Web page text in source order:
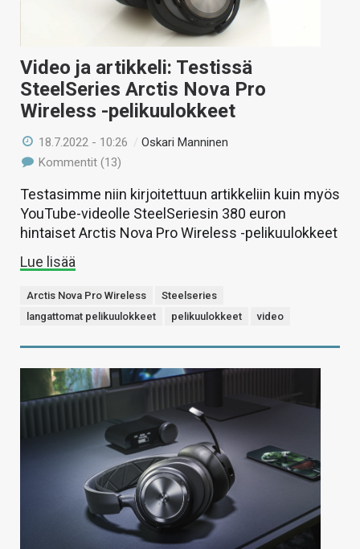
Video ja artikkeli: Testissä
SteelSeries Arctis Nova Pro
Wireless -pelikuulokkeet
18.7.2022 - 10:26 /Oskari Manninen
Kommentit (13)
Testasimme niin kirjoitettuun artikkeliin kuin myös
YouTube-videolle SteelSeriesin 380 euron
hintaiset Arctis Nova Pro Wireless -pelikuulokkeet
Lue lisää
Arctis Nova Pro Wireless
Steelseries
langattomat pelikuulokkeet
pelikuulokkeet video